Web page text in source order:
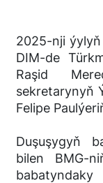
2025-nji
DIM-de
Raşid
sekretarynyň
Felipe
Duşuşygyň
bilen BMG-